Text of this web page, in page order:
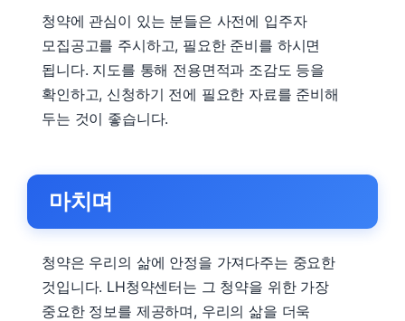
청약에 관심이 있는 분들은 사전에 입주자
모집공고를 주시하고, 필요한 준비를 하시면
됩니다. 지도를 통해 전용면적과 조감도 등을
확인하고, 신청하기 전에 필요한 자료를 준비해
두는 것이 좋습니다.
마치며
청약은 우리의 삶에 안정을 가져다주는 중요한
것입니다. LH청약센터는 그 청약을 위한 가장
중요한 정보를 제공하며, 우리의 삶을 더욱